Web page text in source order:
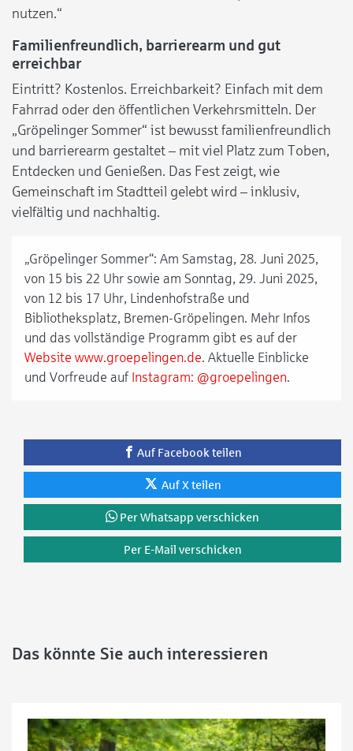
nutzen.“
Familienfreundlich, barrierearm und gut
erreichbar
Eintritt? Kostenlos. Erreichbarkeit? Einfach mit dem
Fahrrad oder den öffentlichen Verkehrsmitteln. Der
„Gröpelinger Sommer“ ist bewusst familienfreundlich
und barrierearm gestaltet – mit viel Platz zum Toben,
Entdecken und Genießen. Das Fest zeigt, wie
Gemeinschaft im Stadtteil gelebt wird – inklusiv,
vielfältig und nachhaltig.
„Gröpelinger Sommer“: Am Samstag, 28. Juni 2025,
von 15 bis 22 Uhr sowie am Sonntag, 29. Juni 2025,
von 12 bis 17 Uhr, Lindenhofstraße und
Bibliotheksplatz, Bremen-Gröpelingen. Mehr Infos
und das vollständige Programm gibt es auf der
Website www.groepelingen.de. Aktuelle Einblicke
und Vorfreude auf Instagram: @groepelingen.
Auf Facebook teilen
Auf X teilen
Per Whatsapp verschicken
Per E-Mail verschicken
Das könnte Sie auch interessieren